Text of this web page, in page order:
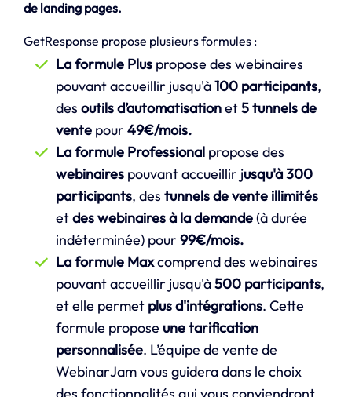
de landing pages.
GetResponse propose plusieurs formules :
La formule Plus propose des webinaires
pouvant accueillir jusqu'à100 participants,
des outils d’automatisationet5 tunnels de
vente pour 49€/mois.
La formule Professional propose des
webinaires pouvant accueillir jusqu'à 300
participants, des tunnels de vente illimités
etdes webinaires à la demande(à durée
indéterminée) pour 99€/mois.
La formule Maxcomprend des webinaires
pouvant accueillir jusqu'à500 participants,
et elle permet plus d'intégrations. Cette
formule propose une tarification
personnalisée. L’équipe de vente de
WebinarJam vous guidera dans le choix